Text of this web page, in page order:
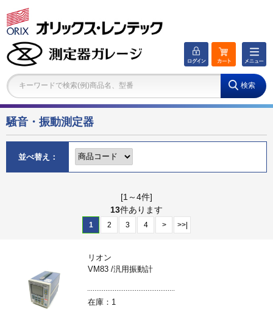
キーワードで検索(例)商品名、型番
騒音・振動測定器
並べ替え：
[1～4件]
13件あります
1 2 3 4 > >>|
リオン
VM83 /汎用振動計
在庫：1